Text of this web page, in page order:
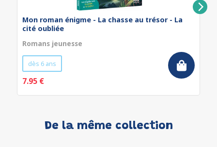
Mon roman énigme - La chasse au trésor - La
cité oubliée
Romans jeunesse
dès 6 ans
7.95 €
De la même collection